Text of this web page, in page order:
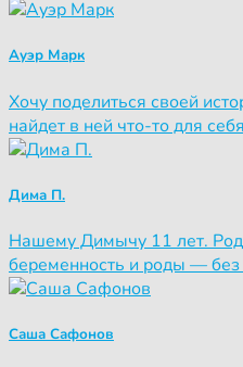
Ауэр Марк
Хочу поделиться своей
найдет в ней что-то для
Дима П.
Нашему Димычу 11 лет.
беременность и роды — без
Саша Сафонов